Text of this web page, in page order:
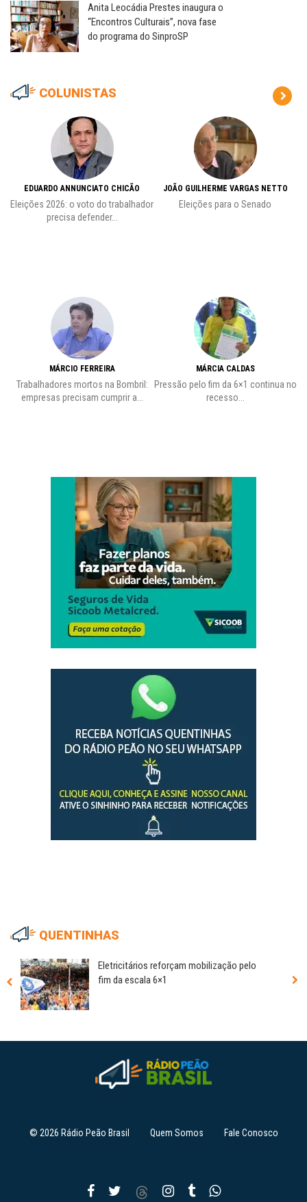
Anita Leocádia Prestes inaugura o
“Encontros Culturais”, nova fase
do programa do SinproSP
COLUNISTAS
EDUARDO ANNUNCIATO CHICÃO
Eleições 2026: o voto do trabalhador
precisa defender...
MÁRCIO FERREIRA
Trabalhadores mortos na Bombril:
empresas precisam cumprir a...
JOÃO GUILHERME VARGAS NETTO
Eleições para o Senado
MÁRCIA CALDAS
Pressão pelo fim da 6×1 continua no
recesso...
QUENTINHAS
Eletricitários reforçam mobilização pelo
fim da escala 6×1
© 2026 Rádio Peão Brasil Quem Somos Fale Conosco